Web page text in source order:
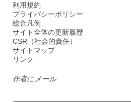
利用規約
プライバシーポリシー
総合凡例
サイト全体の更新履歴
CSR（社会的責任）
サイトマップ
リンク
作者にメール